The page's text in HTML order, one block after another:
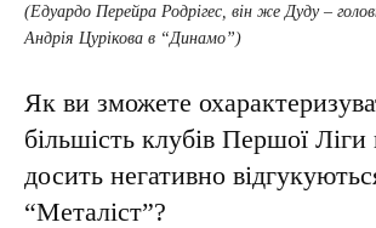
(Едуардо Перейра Родрігес, він же Дуду –
Андрія Цурікова в “Динамо”)
Як ви зможете
більшість клубів Першої Ліги
досить негативно
“Металіст”?